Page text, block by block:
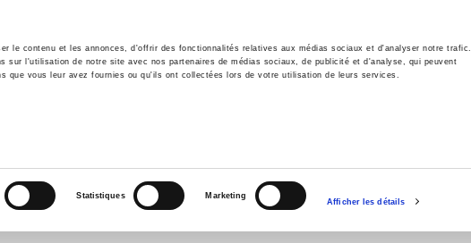
le contenu et les annonces, d'offrir des fonctionnalités relatives aux médias sociaux et d'analyser notre trafic.
sur l'utilisation de notre site avec nos partenaires de médias sociaux, de publicité et d'analyse, qui peuvent
que vous leur avez fournies ou qu'ils ont collectées lors de votre utilisation de leurs services.
Statistiques Marketing
Afficher les détails
Environnement Histoire International